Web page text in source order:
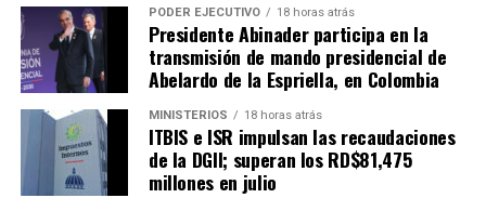
PODER EJECUTIVO 18 horas atrás
Presidente Abinader participa en la
transmisión de mando presidencial de
Abelardo de la Espriella, en Colombia
MINISTERIOS 18 horas atrás
ITBIS e ISR impulsan las recaudaciones
de la DGII; superan los RD$81,475
millones en julio